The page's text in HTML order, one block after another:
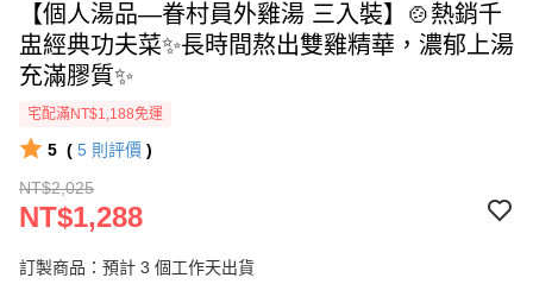
【個人湯品—眷村員外雞湯 三入裝】🍲熱銷千
盅經典功夫菜✨長時間熬出雙雞精華，濃郁上湯
充滿膠質✨
宅配滿NT$1,188免運
5 ( 5 則評價 )
NT$2,025
NT$1,288
訂製商品：預計 3 個工作天出貨